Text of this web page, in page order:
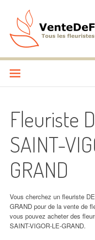
contenu
Fleuriste
SAINT-
GRAND
Vous cherchez un fleuriste
GRAND pour de la vente de
vous pouvez acheter des
SAINT-VIGOR-LE-GRAND.